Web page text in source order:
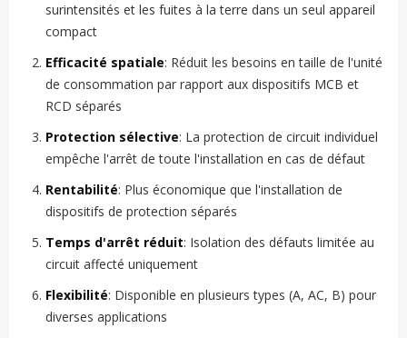
surintensités et les fuites à la terre dans un seul appareil
compact
Efficacité spatiale: Réduit les besoins en taille de l'unité
de consommation par rapport aux dispositifs MCB et
RCD séparés
Protection sélective: La protection de circuit individuel
empêche l'arrêt de toute l'installation en cas de défaut
Rentabilité: Plus économique que l'installation de
dispositifs de protection séparés
Temps d'arrêt réduit: Isolation des défauts limitée au
circuit affecté uniquement
Flexibilité: Disponible en plusieurs types (A, AC, B) pour
diverses applications